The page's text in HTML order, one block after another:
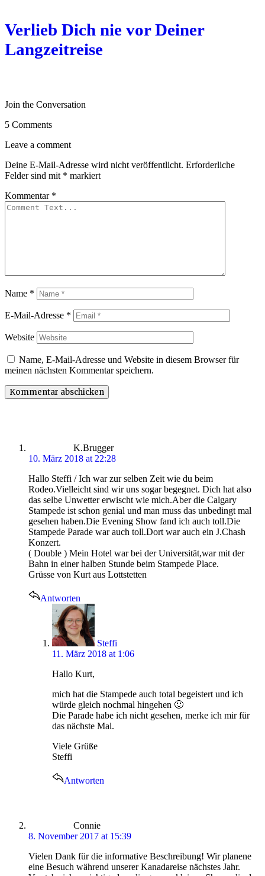
Verlieb Dich nie vor Deiner
Langzeitreise
Join the Conversation
5 Comments
Leave a comment
Deine E-Mail-Adresse wird nicht veröffentlicht. Erforderliche
Felder sind mit * markiert
Kommentar *
Name *
E-Mail-Adresse *
Website
Name, E-Mail-Adresse und Website in diesem Browser für
meinen nächsten Kommentar speichern.
K.Brugger
10. März 2018 at 22:28
Hallo Steffi / Ich war zur selben Zeit wie du beim
Rodeo.Vielleicht sind wir uns sogar begegnet. Dich hat also
das selbe Unwetter erwischt wie mich.Aber die Calgary
Stampede ist schon genial und man muss das unbedingt mal
gesehen haben.Die Evening Show fand ich auch toll.Die
Stampede Parade war auch toll.Dort war auch ein J.Chash
Konzert.
( Double ) Mein Hotel war bei der Universität,war mit der
Bahn in einer halben Stunde beim Stampede Place.
Grüsse von Kurt aus Lottstetten
Antworten
says:
Steffi
11. März 2018 at 1:06
Hallo Kurt,
mich hat die Stampede auch total begeistert und ich
würde gleich nochmal hingehen 🙂
Die Parade habe ich nicht gesehen, merke ich mir für
das nächste Mal.
Viele Grüße
Steffi
Antworten
Connie
8. November 2017 at 15:39
Vielen Dank für die informative Beschreibung! Wir planene
eine Besuch während unserer Kanadareise nächstes Jahr.